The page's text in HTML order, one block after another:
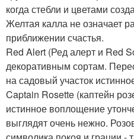
когда стебли и цветами
Желтая калла не означает
приближении счастья.
Red Alert (Ред алерт и Red
декоративным сортам.
на садовый участок
Captain Rosette (каптейн
истинное воплощение
выглядят очень нежно.